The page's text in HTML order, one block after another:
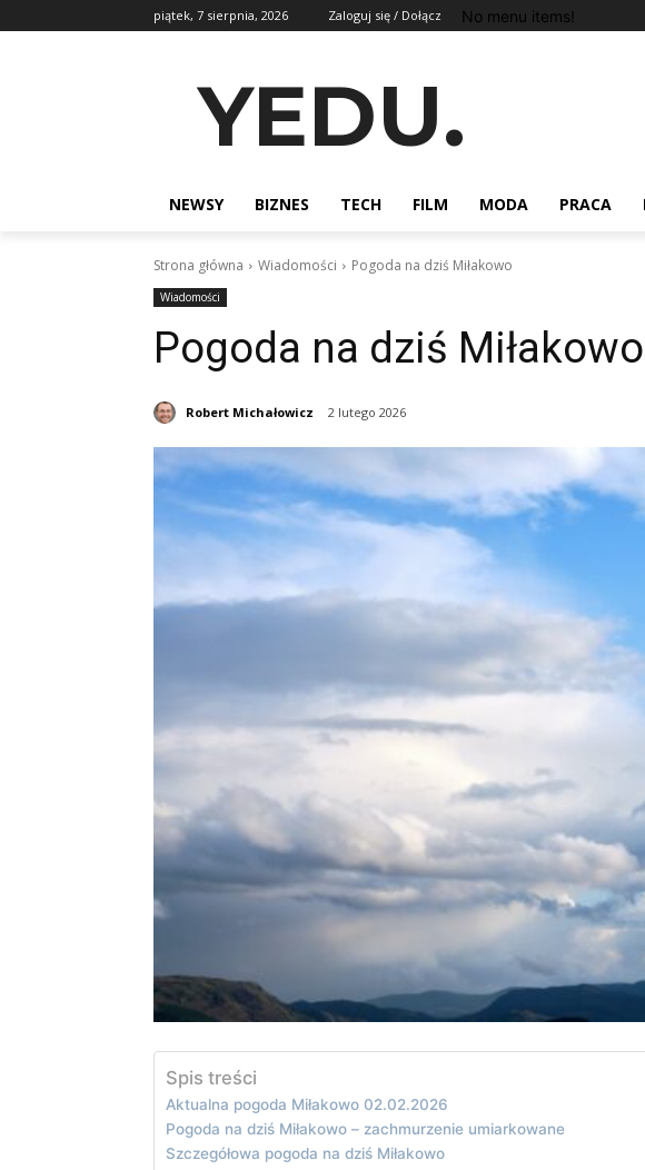
piątek, 7 sierpnia, 2026 Zaloguj się / Dołącz No menu items!
YEDU.
NEWSY BIZNES TECH FILM MODA PRACA
Strona główna Wiadomości Pogoda na dziś Miłakowo
Wiadomości
Pogoda na dziś Miłakowo
Robert Michałowicz 2 lutego 2026
Spis treści
Aktualna pogoda Miłakowo 02.02.2026
Pogoda na dziś Miłakowo – zachmurzenie umiarkowane
Szczegółowa pogoda na dziś Miłakowo